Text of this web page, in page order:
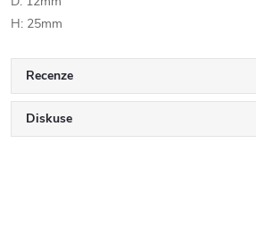
H: 25mm
Recenze
Diskuse